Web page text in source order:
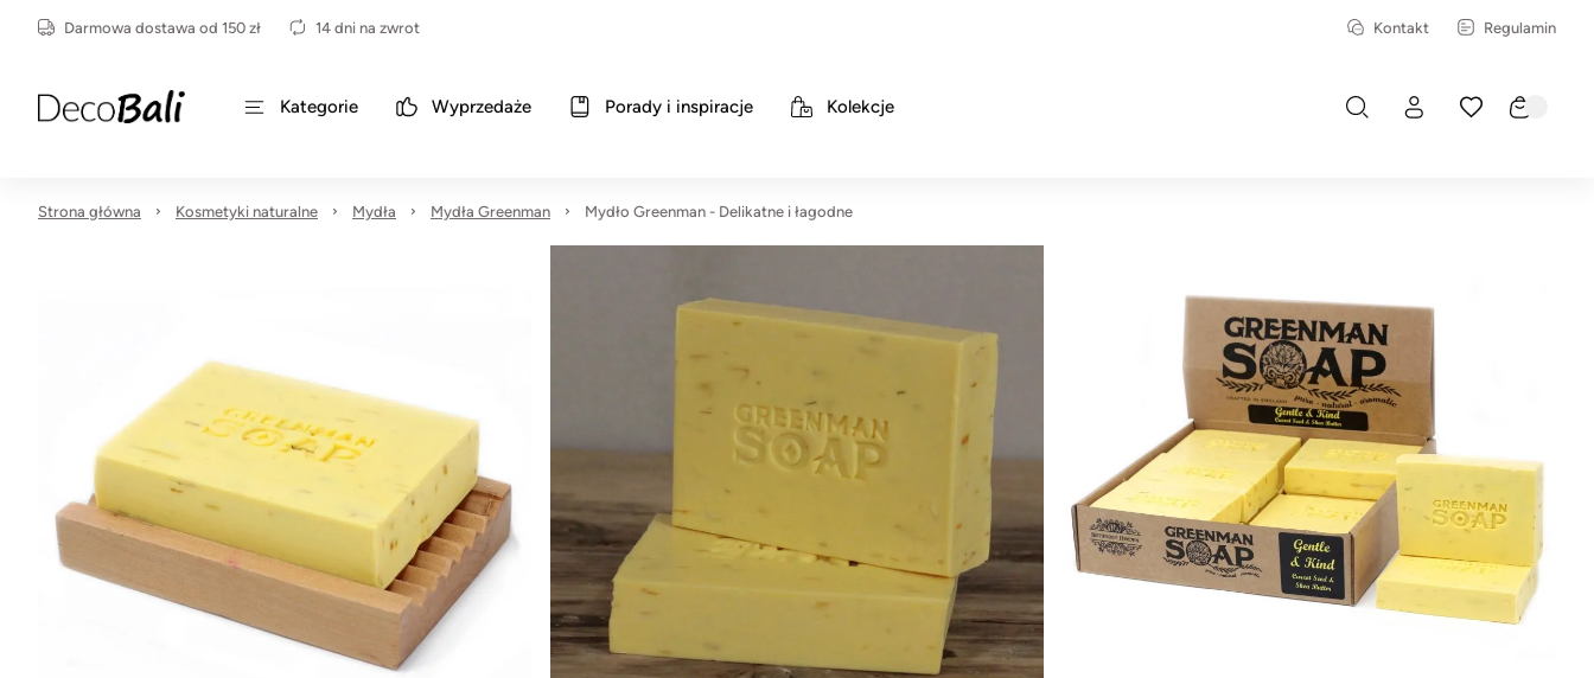
Darmowa dostawa od 150 zł 14 dni na zwrot Kontakt Regulamin
Kategorie Wyprzedaże Porady i inspiracje Kolekcje
Strona główna Kosmetyki naturalne Mydła Mydła Greenman Mydło Greenman - Delikatne i łagodne